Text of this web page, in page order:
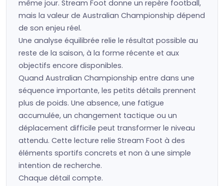
même jour. Stream Foot donne un repère football,
mais la valeur de Australian Championship dépend
de son enjeu réel.
Une analyse équilibrée relie le résultat possible au
reste de la saison, à la forme récente et aux
objectifs encore disponibles.
Quand Australian Championship entre dans une
séquence importante, les petits détails prennent
plus de poids. Une absence, une fatigue
accumulée, un changement tactique ou un
déplacement difficile peut transformer le niveau
attendu. Cette lecture relie Stream Foot à des
éléments sportifs concrets et non à une simple
intention de recherche.
Chaque détail compte.